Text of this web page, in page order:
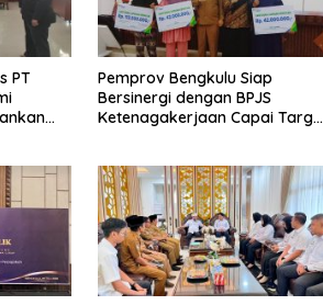
PT
Pemprov Bengkulu Siap
Bersinergi dengan BPJS
Ketenagakerjaan Capai Target